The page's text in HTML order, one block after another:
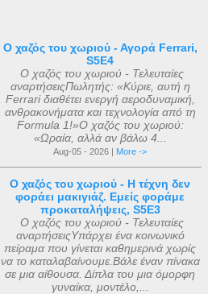
Ο χαζός του χωριού - Αγορά Ferrari,
S5E4
Ο χαζός του χωριού - Τελευταίες
αναρτήσειςΠωλητής: «Κύριε, αυτή η
Ferrari διαθέτει ενεργή αεροδυναμική,
ανθρακονήματα και τεχνολογία από τη
Formula 1!»Ο χαζός του χωριού:
«Ωραία, αλλά αν βάλω 4...
Aug-05 - 2026 | More ->
Ο χαζός του χωριού - Η τέχνη δεν
φοράει μακιγιάζ. Εμείς φοράμε
προκαταλήψεις, S5E3
Ο χαζός του χωριού - Τελευταίες
αναρτήσειςΥπάρχει ένα κοινωνικό
πείραμα που γίνεται καθημερινά χωρίς
να το καταλαβαίνουμε.Βάλε έναν πίνακα
σε μια αίθουσα. Δίπλα του μια όμορφη
γυναίκα, μοντέλο,...